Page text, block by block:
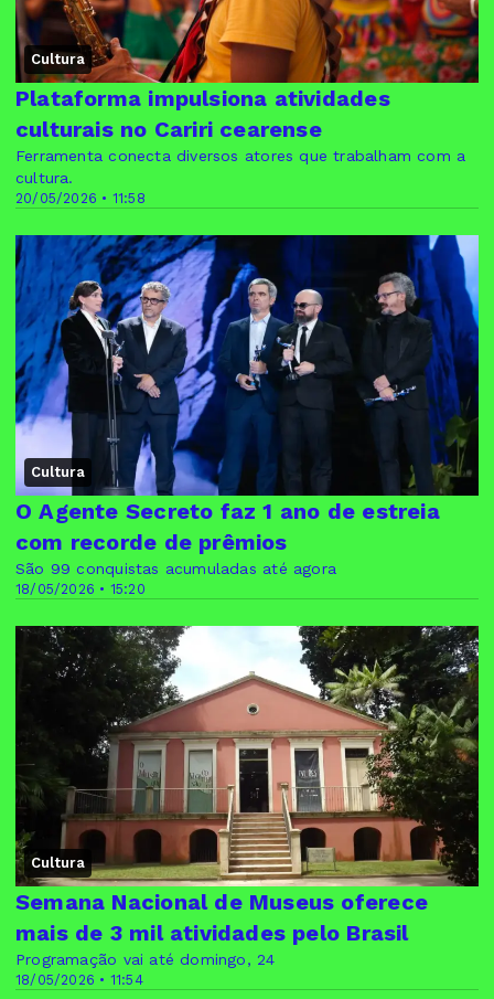
Cultura
20/05/2026 • 11:58
Plataforma impulsiona atividades
culturais no Cariri cearense
Ferramenta conecta diversos atores que trabalham com a
cultura.
Cultura
18/05/2026 • 15:20
O Agente Secreto faz 1 ano de estreia
com recorde de prêmios
São 99 conquistas acumuladas até agora
Cultura
18/05/2026 • 11:54
Semana Nacional de Museus oferece
mais de 3 mil atividades pelo Brasil
Programação vai até domingo, 24